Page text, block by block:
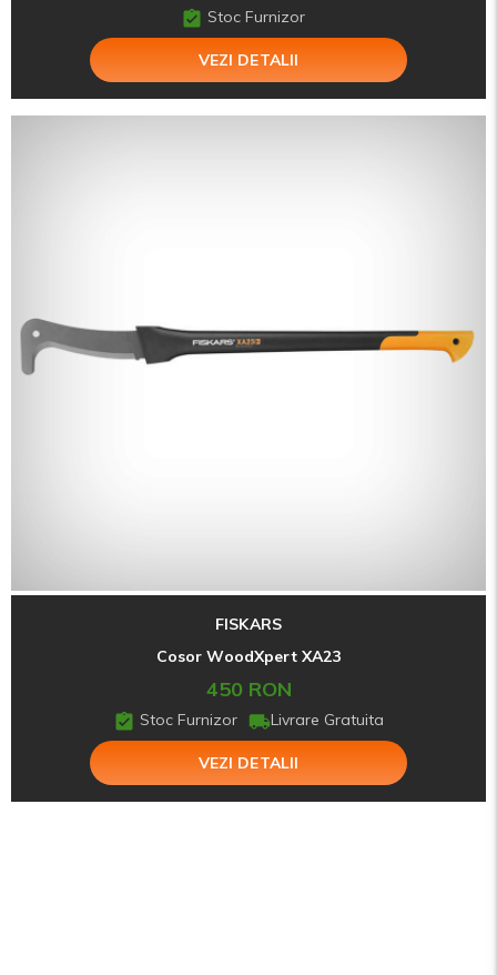
Stoc Furnizor
VEZI DETALII
FISKARS
Cosor WoodXpert XA23
450 RON
Stoc Furnizor Livrare Gratuita
VEZI DETALII